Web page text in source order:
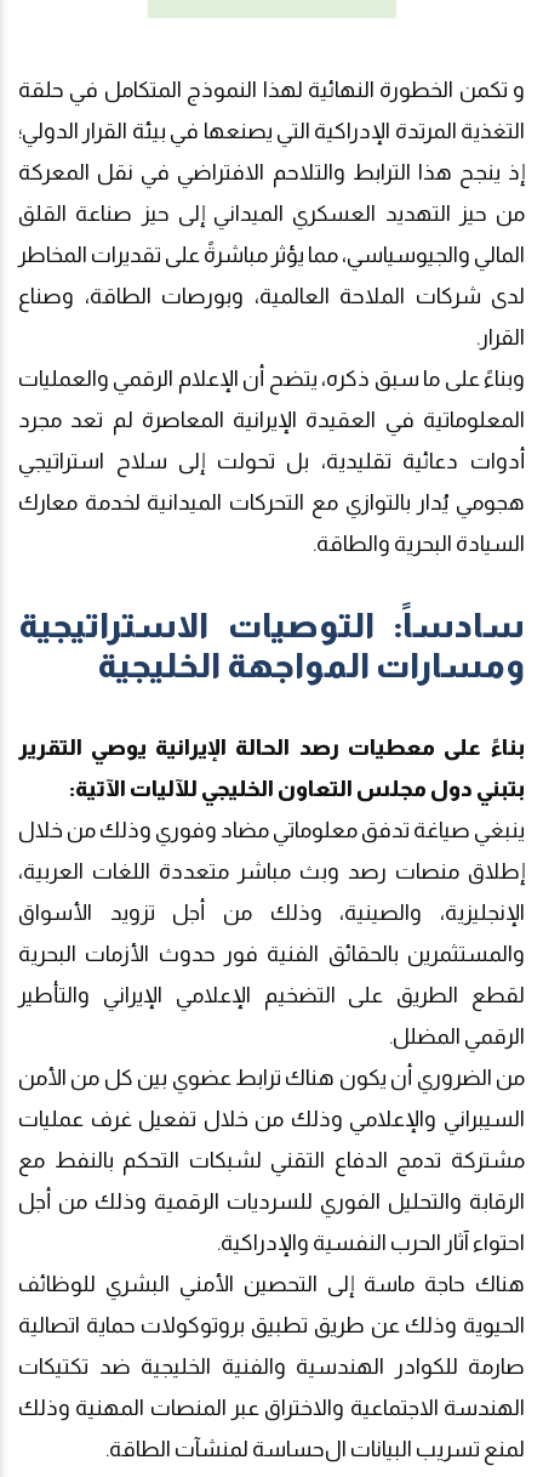
و تكمن الخطورة النهائية لهذا النموذج المتكامل في حلقة
التغذية المرتدة الإدراكية التي يصنعها في بيئة القرار الدولي؛
إذ ينجح هذا الترابط والتلاحم الافتراضي في نقل المعركة
من حيز التهديد العسكري الميداني إلى حيز صناعة القلق
المالي والجيوسياسي، مما يؤثر مباشرةً على تقديرات المخاطر
لدى شركات الملاحة العالمية، وبورصات الطاقة، وصناع
القرار.
وبناءً على ما سبق ذكره، يتضح أن الإعلام الرقمي والعمليات
المعلوماتية في العقيدة الإيرانية المعاصرة لم تعد مجرد
أدوات دعائية تقليدية، بل تحولت إلى سلاح استراتيجي
هجومي يُدار بالتوازي مع التحركات الميدانية لخدمة معارك
السيادة البحرية والطاقة.
سادساً: التوصيات الاستراتيجية
ومسارات المواجهة الخليجية
بناءً على معطيات رصد الحالة الإيرانية يوصي التقرير
بتبني دول مجلس التعاون الخليجي للآليات الآتية:
ينبغي صياغة تدفق معلوماتي مضاد وفوري وذلك من خلال
إطلاق منصات رصد وبث مباشر متعددة اللغات العربية،
الإنجليزية، والصينية، وذلك من أجل تزويد الأسواق
والمستثمرين بالحقائق الفنية فور حدوث الأزمات البحرية
لقطع الطريق على التضخيم الإعلامي الإيراني والتأطير
الرقمي المضلل.
من الضروري أن يكون هناك ترابط عضوي بين كل من الأمن
السيبراني والإعلامي وذلك من خلال تفعيل غرف عمليات
مشتركة تدمج الدفاع التقني لشبكات التحكم بالنفط مع
الرقابة والتحليل الفوري للسرديات الرقمية وذلك من أجل
احتواء آثار الحرب النفسية والإدراكية.
هناك حاجة ماسة إلى التحصين الأمني البشري للوظائف
الحيوية وذلك عن طريق تطبيق بروتوكولات حماية اتصالية
صارمة للكوادر الهندسية والفنية الخليجية ضد تكتيكات
الهندسة الاجتماعية والاختراق عبر المنصات المهنية وذلك
لمنع تسريب البيانات الحساسة لمنشآت الطاقة.